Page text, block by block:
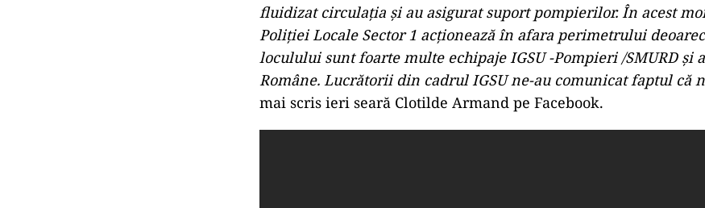
fluidizat circulația și au asigurat suport pompierilor. În acest
Poliției Locale Sector 1 acționează în afara perimetrului
loculului sunt foarte multe echipaje IGSU -Pompieri /SMURD și
Române. Lucrătorii din cadrul IGSU ne-au comunicat faptul că
mai scris ieri seară Clotilde Armand pe Facebook.